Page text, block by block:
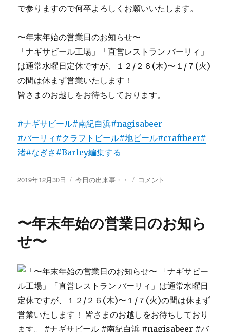
で参りますので何卒よろしくお願いいたします。
〜年末年始の営業日のお知らせ〜
「ナギサビール工場」「直営レストラン バーリィ」
は通常水曜日定休ですが、１２/２６(木)〜１/７(火)
の間は休まず営業いたします！
皆さまのお越しをお待ちしております。
#ナギサビール#南紀白浜#nagisabeer
#バーリィ #クラフトビール#地ビール#craftbeer#
渚#なぎさ #Barley編集する
投
2019年12月30日
カ
ー
今日の出来事・・
仕
め！
に
コメント
〜年末年始の営業日のお知ら
せ〜